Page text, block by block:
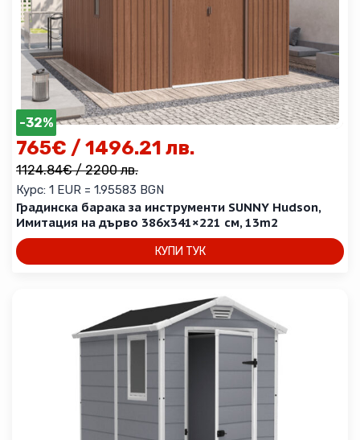
be
chosen
on
the
product
page
Градинска барака за инструменти SUNNY Hudson,
Имитация на дърво 386х341×221 см, 13m2
-32%
1124.84€/ 2200 лв.
765€ / 1496.21 лв.
Курс: 1 EUR = 1.95583 BGN
КУПИ ТУК